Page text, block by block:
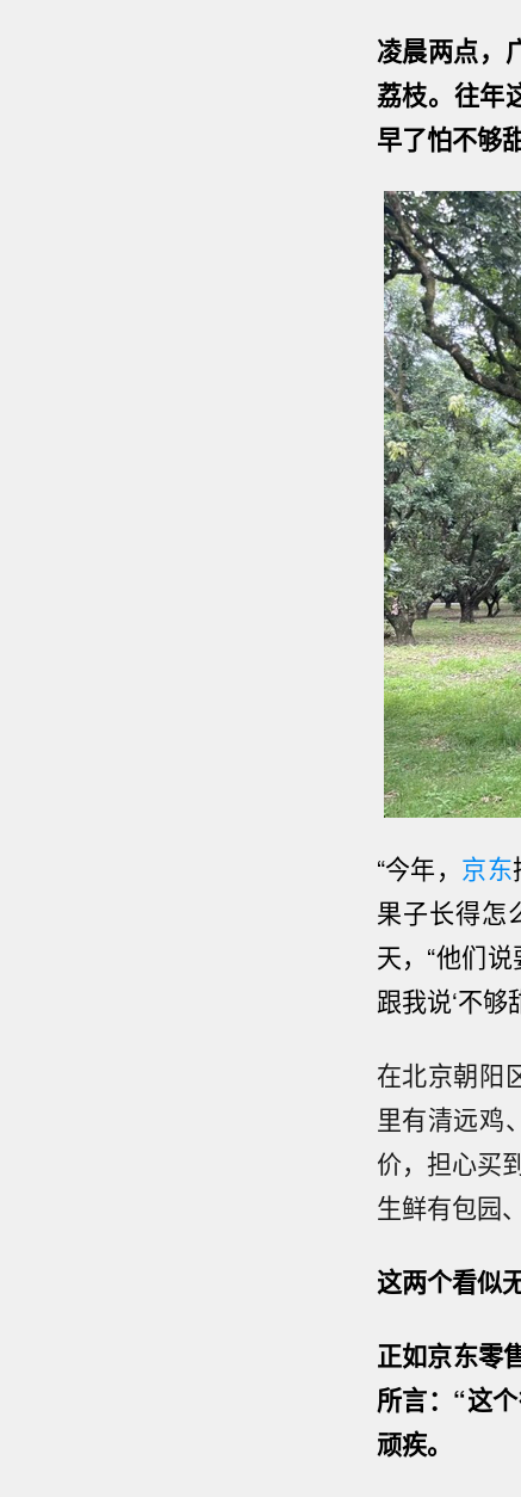
凌晨两点，
荔枝。往年
早了怕不够
“今年， 京东
果子长得怎
天，“他们
跟我说‘不够
在北京朝阳
里有清远鸡
价，担心买
生鲜有包园
这两个看似
正如京东零
所言：“这
顽疾。